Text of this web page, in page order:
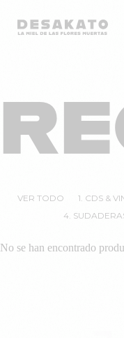
contenido
VER TODO 1. CDS &
4.
No se han encontrado